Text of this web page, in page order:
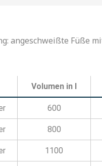
angeschweißte Füße
Volumen in l
600
800
1100